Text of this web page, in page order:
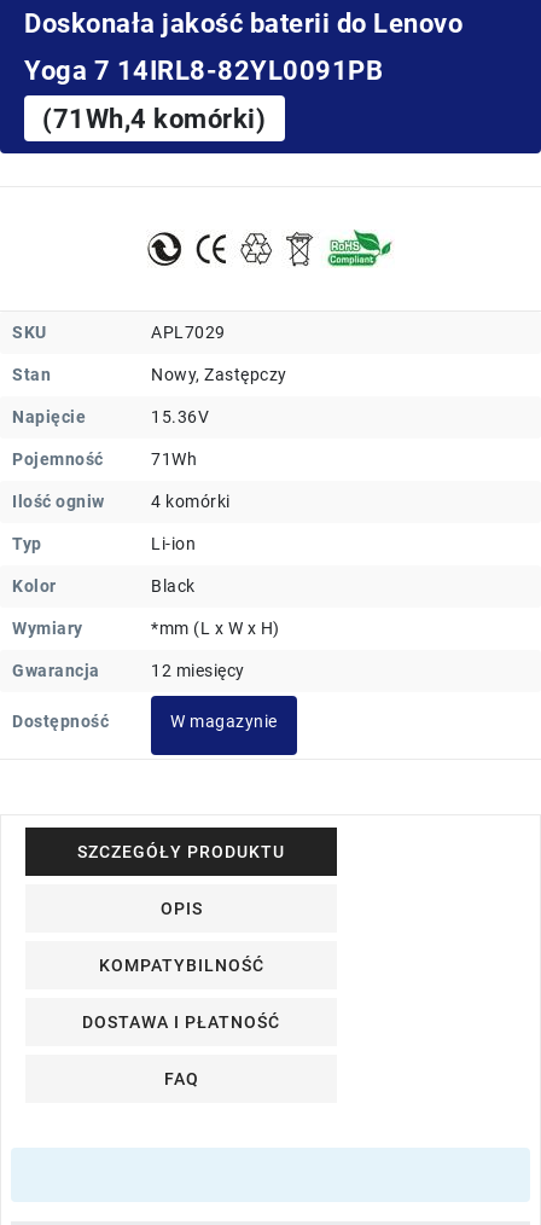
Doskonała jakość baterii do Lenovo
Yoga 7 14IRL8-82YL0091PB
(71Wh,4 komórki)
SKU APL7029
Stan Nowy, Zastępczy
Napięcie 15.36V
Pojemność 71Wh
Ilość ogniw 4 komórki
Typ Li-ion
Kolor Black
Wymiary *mm (L x W x H)
Gwarancja 12 miesięcy
Dostępność W magazynie
SZCZEGÓŁY PRODUKTU
OPIS
KOMPATYBILNOŚĆ
DOSTAWA I PŁATNOŚĆ
FAQ